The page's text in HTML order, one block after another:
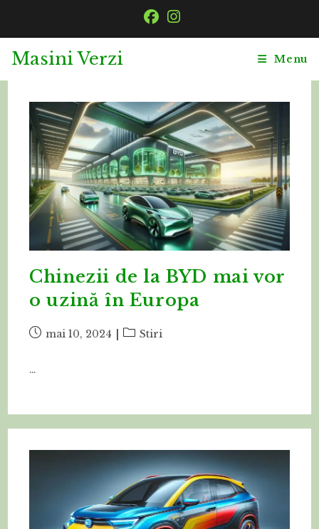
Masini Verzi Menu
Chinezii de la BYD mai vor
o uzină în Europa
Postmai 10, 2024
PostStiri
…